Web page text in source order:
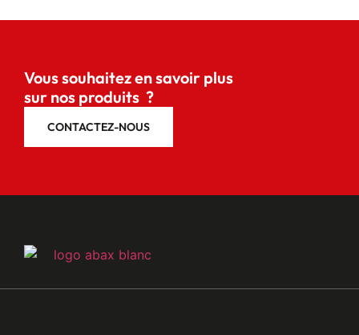
Vous souhaitez en savoir plus
sur nos produits ?
CONTACTEZ-NOUS